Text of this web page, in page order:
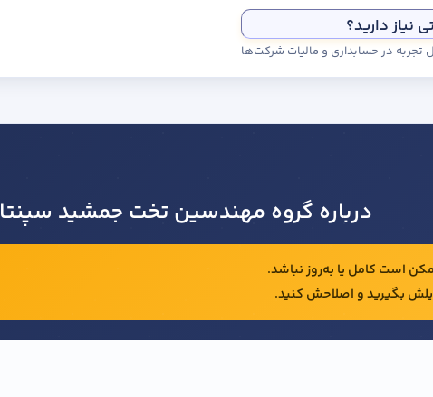
نیاز دارید؟
درباره گروه مهندسین تخت جمشید سپنتا
است کامل یا به‌روز نباشد.
بگیرید و اصلاحش کنید.